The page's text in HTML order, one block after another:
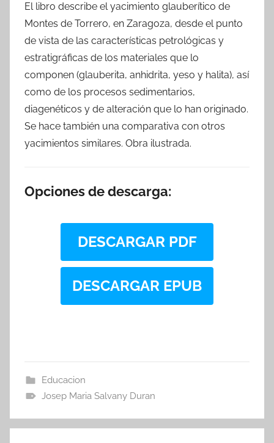
El libro describe el yacimiento glauberítico de
Montes de Torrero, en Zaragoza, desde el punto
de vista de las características petrológicas y
estratigráficas de los materiales que lo
componen (glauberita, anhidrita, yeso y halita), así
como de los procesos sedimentarios,
diagenéticos y de alteración que lo han originado.
Se hace también una comparativa con otros
yacimientos similares. Obra ilustrada.
Opciones de descarga:
DESCARGAR PDF
DESCARGAR EPUB
Educacion
Josep Maria Salvany Duran